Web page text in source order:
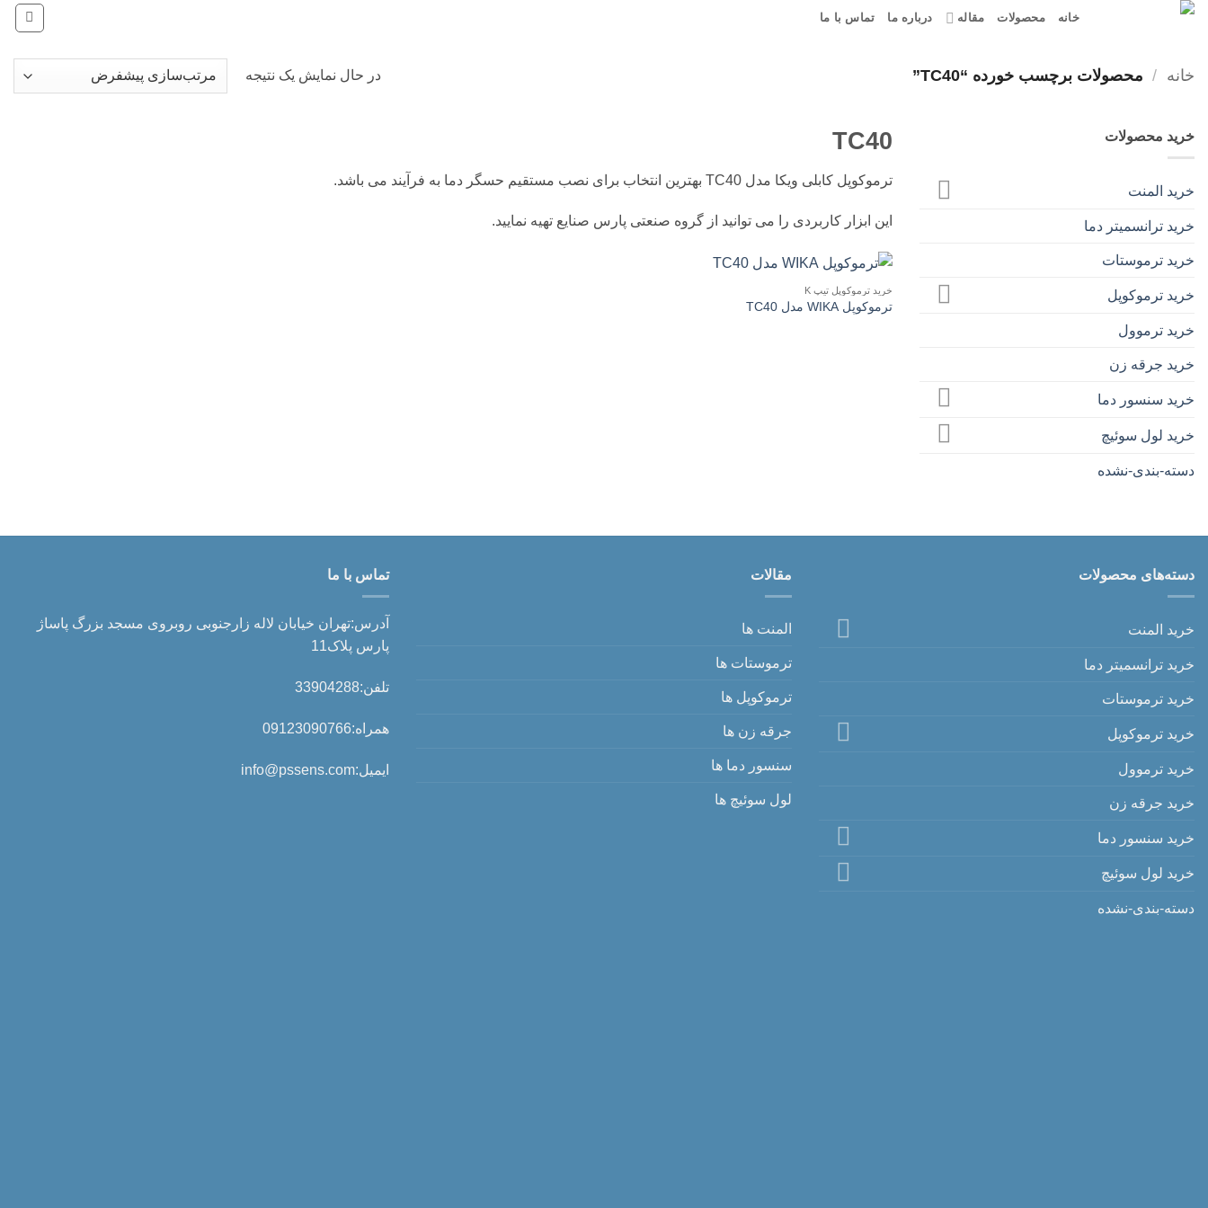
Skip
خانه محصولات مقاله درباره ما تماس با ما
خانه / محصولات برچسب خورده “TC40” در حال نمایش یک نتیجه
خرید محصولات
خرید المنت
خرید ترانسمیتر دما
خرید ترموستات
خرید ترموکوپل
خرید ترموول
خرید جرقه زن
خرید سنسور دما
خرید لول سوئیچ
دسته-بندی-نشده
TC40
ترموکوپل کابلی ویکا مدل TC40 بهترین انتخاب برای نصب مستقیم حسگر دما به فرآیند می باشد.
این ابزار کاربردی را می توانید از گروه صنعتی پارس صنایع تهیه نمایید.
خرید ترموکوپل تیپ K
ترموکوپل WIKA مدل TC40
دسته‌های محصولات
خرید المنت
خرید ترانسمیتر دما
خرید ترموستات
خرید ترموکوپل
خرید ترموول
خرید جرقه زن
خرید سنسور دما
خرید لول سوئیچ
دسته-بندی-نشده
مقالات
المنت ها
ترموستات ها
ترموکوپل ها
جرقه زن ها
سنسور دما ها
لول سوئیچ ها
تماس با ما
آدرس:تهران خیابان لاله زارجنوبی روبروی مسجد بزرگ پاساژ
پارس پلاک11
تلفن:33904288
همراه:09123090766
ایمیل:info@pssens.com